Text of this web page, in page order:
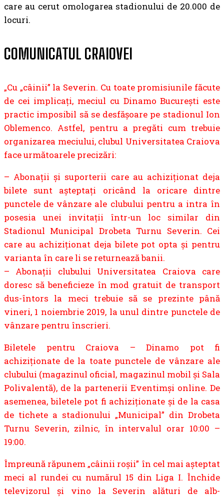
care au cerut omologarea stadionului de 20.000 de
locuri.
COMUNICATUL CRAIOVEI
„Cu „câinii” la Severin. Cu toate promisiunile făcute
de cei implicați, meciul cu Dinamo București este
practic imposibil să se desfășoare pe stadionul Ion
Oblemenco. Astfel, pentru a pregăti cum trebuie
organizarea meciului, clubul Universitatea Craiova
face următoarele precizări:
– Abonații și suporterii care au achiziționat deja
bilete sunt așteptați oricând la oricare dintre
punctele de vânzare ale clubului pentru a intra în
posesia unei invitații într-un loc similar din
Stadionul Municipal Drobeta Turnu Severin. Cei
care au achiziționat deja bilete pot opta și pentru
varianta în care li se returnează banii.
– Abonații clubului Universitatea Craiova care
doresc să beneficieze în mod gratuit de transport
dus-întors la meci trebuie să se prezinte până
vineri, 1 noiembrie 2019, la unul dintre punctele de
vânzare pentru înscrieri.
Biletele pentru Craiova – Dinamo pot fi
achiziționate de la toate punctele de vânzare ale
clubului (magazinul oficial, magazinul mobil și Sala
Polivalentă), de la partenerii Eventimși online. De
asemenea, biletele pot fi achiziționate și de la casa
de tichete a stadionului „Municipal” din Drobeta
Turnu Severin, zilnic, în intervalul orar 10:00 –
19:00.
Împreună răpunem „câinii roșii” în cel mai așteptat
meci al rundei cu numărul 15 din Liga I. Închide
televizorul și vino la Severin alături de alb-